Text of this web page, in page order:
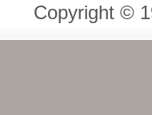
Copyright ©